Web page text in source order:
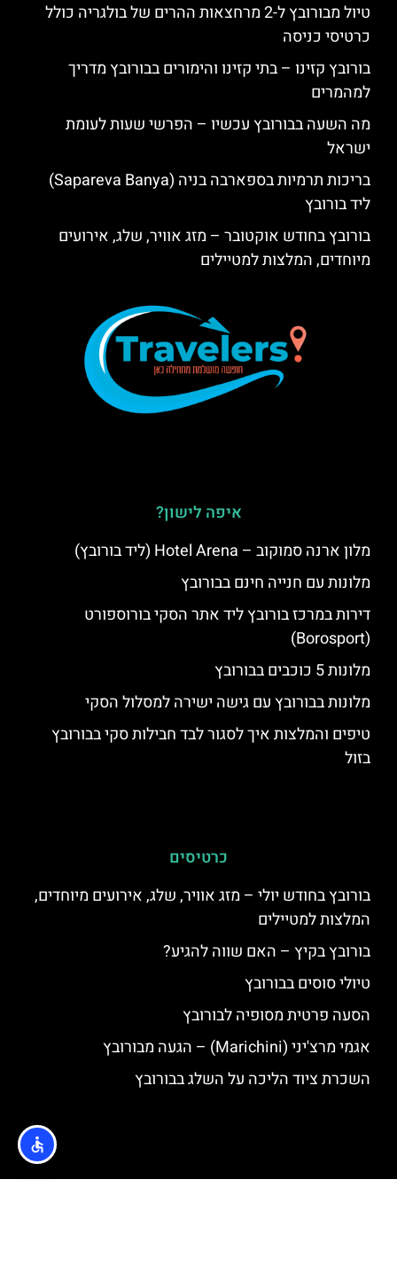
טיול מבורובץ ל-2 מרחצאות ההרים של בולגריה כולל
כרטיסי כניסה
בורובץ קזינו – בתי קזינו והימורים בבורובץ מדריך
למהמרים
מה השעה בבורובץ עכשיו – הפרשי שעות לעומת
ישראל
בריכות תרמיות בספארבה בניה (Sapareva Banya)
ליד בורובץ
בורובץ בחודש אוקטובר – מזג אוויר, שלג, אירועים
מיוחדים, המלצות למטיילים
איפה לישון?
מלון ארנה סמוקוב – Hotel Arena (ליד בורובץ)
מלונות עם חנייה חינם בבורובץ
דירות במרכז בורובץ ליד אתר הסקי בורוספורט
(Borosport)
מלונות 5 כוכבים בבורובץ
מלונות בבורובץ עם גישה ישירה למסלול הסקי
טיפים והמלצות איך לסגור לבד חבילות סקי בבורובץ
בזול
כרטיסים
בורובץ בחודש יולי – מזג אוויר, שלג, אירועים מיוחדים,
המלצות למטיילים
בורובץ בקיץ – האם שווה להגיע?
טיולי סוסים בבורובץ
הסעה פרטית מסופיה לבורובץ
אגמי מרצ'יני (Marichini) – הגעה מבורובץ
השכרת ציוד הליכה על השלג בבורובץ